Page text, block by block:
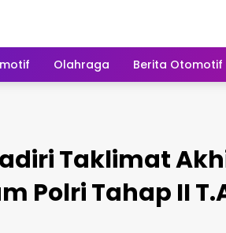
Olahraga Berita Otomotif
Taklimat
Polri Tahap II